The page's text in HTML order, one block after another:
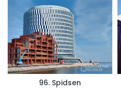
96. Spidsen